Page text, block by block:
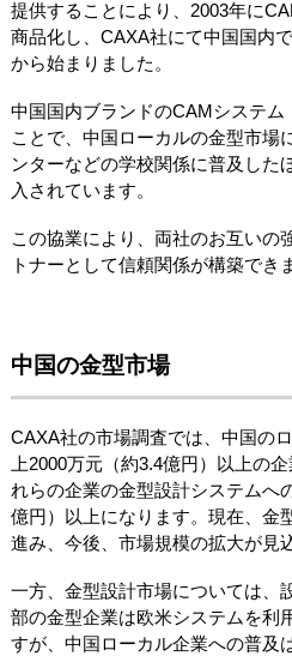
提供することにより、2003年に
商品化し、CAXA社にて中国国内
から始まりました。
中国国内ブランドのCAMシステム
ことで、中国ローカルの金型市場
ンターなどの学校関係に普及した
入されています。
この協業により、両社のお互いの
トナーとして信頼関係が構築でき
中国の金型市場
CAXA社の市場調査では、中国の
上2000万元（約3.4億円）以上の
れらの企業の金型設計システムへ
億円）以上になります。現在、金
進み、今後、市場規模の拡大が見
一方、金型設計市場については、
部の金型企業は欧米システムを利
すが、中国ローカル企業への普及